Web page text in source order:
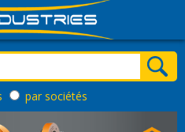
par sociétés